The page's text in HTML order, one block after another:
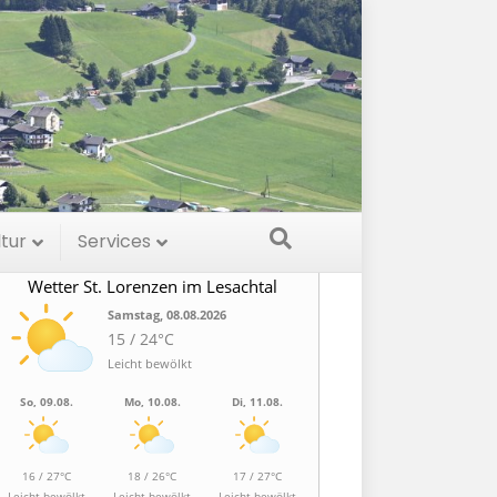
Services
Wetter St. Lorenzen im Lesachtal
Samstag, 08.08.2026
15 / 24°C
Leicht bewölkt
So, 09.08.
16 / 27°C
Mo, 10.08.
18 / 26°C
Di, 11.08.
17 / 27°C